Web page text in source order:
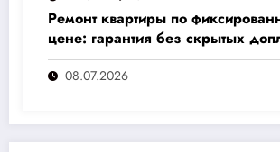
Ремонт квартиры по
цене: гарантия без скрытых
переплат
08.07.2026